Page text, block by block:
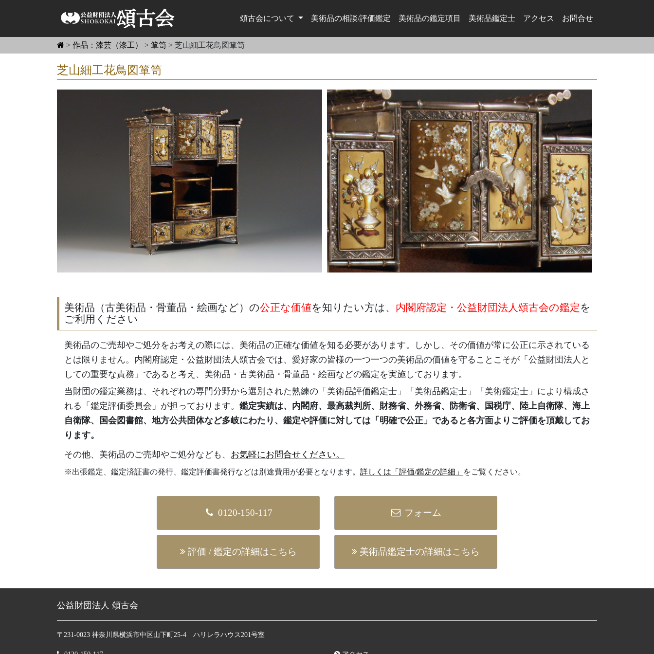
頌古会について 美術品の相談/評価鑑定 美術品の鑑定項目 美術品鑑定⼠ アクセス お問合せ
> 作品：漆芸（漆工） > 箪笥 > 芝山細工花鳥図箪笥
芝山細工花鳥図箪笥
美術品（古美術品・骨董品・絵画など）の公正な価値を知りたい方は、 内閣府認定・公益財団法人頌古会の鑑定を
ご利用ください
美術品のご売却やご処分をお考えの際には、美術品の正確な価値を知る必要があります。しかし、その価値が常に公正に示されている
とは限りません。内閣府認定・公益財団法人頌古会では、愛好家の皆様の一つ一つの美術品の価値を守ることこそが「公益財団法人と
しての重要な責務」であると考え、美術品・古美術品・骨董品・絵画などの鑑定を実施しております。
当財団の鑑定業務は、それぞれの専門分野から選別された熟練の「美術品評価鑑定士」「美術品鑑定士」「美術鑑定士」により構成さ
れる「鑑定評価委員会」が担っております。 鑑定実績は、内閣府、最高裁判所、財務省、外務省、防衛省、国税庁、陸上自衛隊、海上
自衛隊、国会図書館、地方公共団体など多岐にわたり、鑑定や評価に対しては「明確で公正」であると各方面よりご評価を頂戴してお
ります。
その他、美術品のご売却やご処分なども、 お気軽にお問合せください。
※出張鑑定、鑑定済証書の発行、鑑定評価書発行などは別途費用が必要となります。 詳しくは「評価/鑑定の詳細」 をご覧ください。
0120-150-117 フォーム
評価 / 鑑定の詳細はこちら 美術品鑑定⼠の詳細はこちら
公益財団法人 頌古会
〒231-0023 神奈川県横浜市中区山下町25-4 ハリレラハウス201号室